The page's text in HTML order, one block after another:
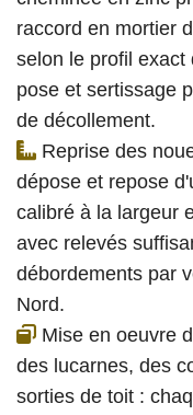
raccord en mortier
selon le profil exact
pose et sertissage
de décollement.
Reprise des
dépose et repose
calibré à la largeur
avec relevés
débordements par
Nord.
Mise en oeuvre
des lucarnes, des
sorties de toit :